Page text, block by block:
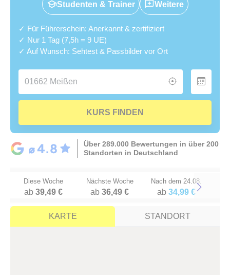
Studenten & Trainer Weitere
✓ Für Führerschein: Anerkannt & zertifiziert
✓ Nur 1 Tag (7,5h = 9 UE)
✓ Auf Wunsch: Sehtest & Passbilder vor Ort
KURS FINDEN
Über 289.000 Bewertungen in über 200
Standorten in Deutschland
Diese Woche
ab39,49 €
Nächste Woche
ab36,49 €
Nach dem 24.08.
ab 34,99 €Next
KARTE STANDORT